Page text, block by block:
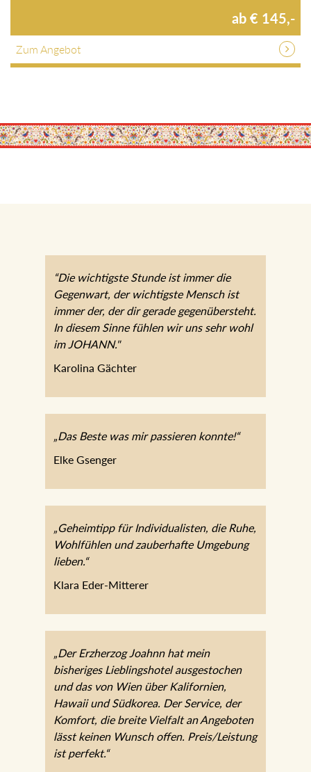
ab € 145,-
Zum Angebot
“Die wichtigste Stunde ist immer die
Gegenwart, der wichtigste Mensch ist
immer der, der dir gerade
gegenübersteht. In diesem Sinne fühlen
wir uns sehr wohl im JOHANN."
Karolina Gächter
„Das Beste was mir passieren konnte!“
Elke Gsenger
„Geheimtipp für Individualisten, die Ruhe,
Wohlfühlen und zauberhafte Umgebung
lieben.“
Klara Eder-Mitterer
„Der Erzherzog Joahnn hat mein
bisheriges Lieblingshotel ausgestochen
und das von Wien über Kalifornien,
Hawaii und Südkorea. Der Service, der
Komfort, die breite Vielfalt an Angeboten
lässt keinen Wunsch offen.